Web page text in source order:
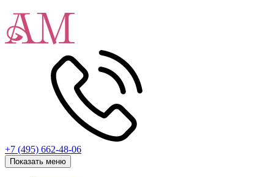
+7 (495) 662-48-06
Показать меню